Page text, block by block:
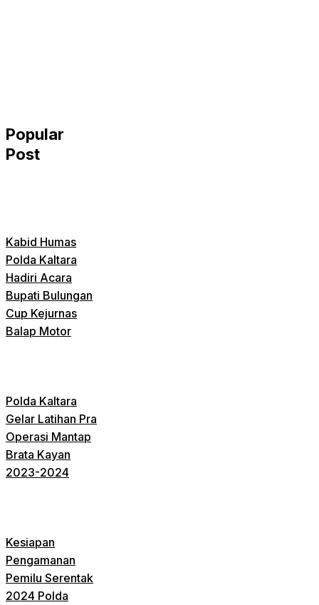
Popular
Post
Kabid Humas
Polda Kaltara
Hadiri Acara
Bupati Bulungan
Cup Kejurnas
Balap Motor
Polda Kaltara
Gelar Latihan Pra
Operasi Mantap
Brata Kayan
2023-2024
Kesiapan
Pengamanan
Pemilu Serentak
2024 Polda